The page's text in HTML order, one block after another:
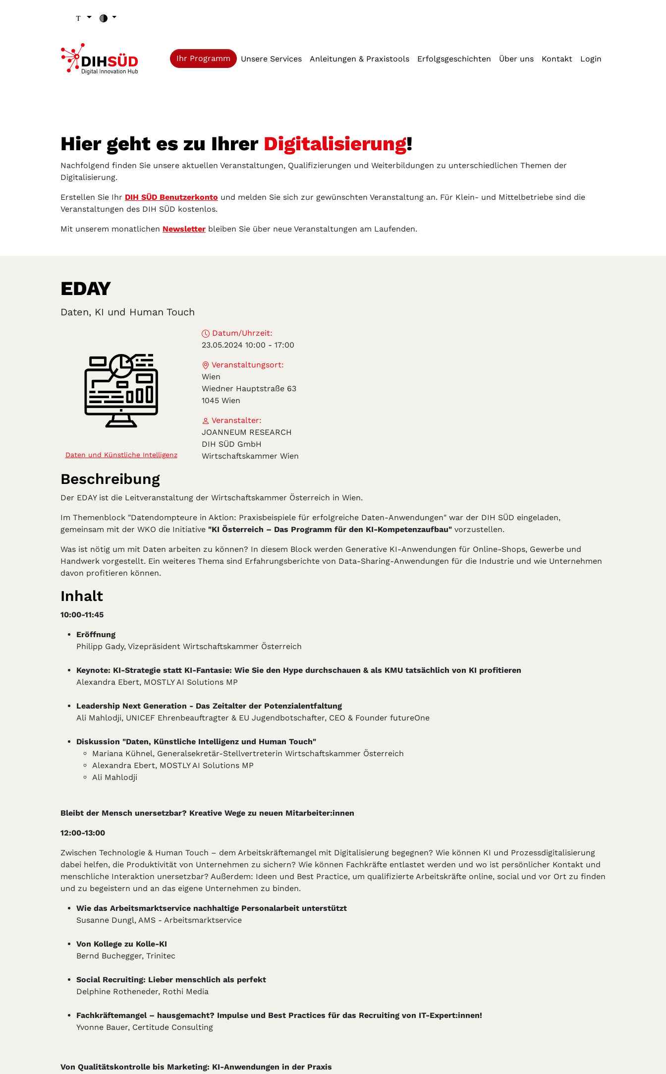
Ihr Programm (current)
Unsere Services Anleitungen & Praxistools Erfolgsgeschichten Über uns Kontakt Login
Hier geht es zu Ihrer Digitalisierung!
Nachfolgend finden Sie unsere aktuellen Veranstaltungen, Qualifizierungen und Weiterbildungen zu unterschiedlichen Themen der
Digitalisierung.
Erstellen Sie Ihr DIH SÜD Benutzerkonto und melden Sie sich zur gewünschten Veranstaltung an. Für Klein- und Mittelbetriebe sind die
Veranstaltungen des DIH SÜD kostenlos.
Mit unserem monatlichen Newsletter bleiben Sie über neue Veranstaltungen am Laufenden.
EDAY
Daten, KI und Human Touch
Daten und Künstliche Intelligenz
Datum/Uhrzeit:
23.05.2024 10:00 - 17:00
Veranstaltungsort:
Wien
Wiedner Hauptstraße 63
1045 Wien
Veranstalter:
JOANNEUM RESEARCH
DIH SÜD GmbH
Wirtschaftskammer Wien
Beschreibung
Der EDAY ist die Leitveranstaltung der Wirtschaftskammer Österreich in Wien.
Im Themenblock "Datendompteure in Aktion: Praxisbeispiele für erfolgreiche Daten-Anwendungen" war der DIH SÜD eingeladen,
gemeinsam mit der WKO die Initiative "KI Österreich – Das Programm für den KI-Kompetenzaufbau" vorzustellen.
Was ist nötig um mit Daten arbeiten zu können? In diesem Block werden Generative KI-Anwendungen für Online-Shops, Gewerbe und
Handwerk vorgestellt. Ein weiteres Thema sind Erfahrungsberichte von Data-Sharing-Anwendungen für die Industrie und wie Unternehmen
davon profitieren können.
Inhalt
10:00-11:45
Eröffnung
Philipp Gady, Vizepräsident Wirtschaftskammer Österreich
Keynote: KI-Strategie statt KI-Fantasie: Wie Sie den Hype durchschauen & als KMU tatsächlich von KI profitieren
Alexandra Ebert, MOSTLY AI Solutions MP
Leadership Next Generation - Das Zeitalter der Potenzialentfaltung
Ali Mahlodji, UNICEF Ehrenbeauftragter & EU Jugendbotschafter, CEO & Founder futureOne
Diskussion "Daten, Künstliche Intelligenz und Human Touch"
Mariana Kühnel, Generalsekretär-Stellvertreterin Wirtschaftskammer Österreich
Alexandra Ebert, MOSTLY AI Solutions MP
Ali Mahlodji
Bleibt der Mensch unersetzbar? Kreative Wege zu neuen Mitarbeiter:innen
12:00-13:00
Zwischen Technologie & Human Touch – dem Arbeitskräftemangel mit Digitalisierung begegnen? Wie können KI und Prozessdigitalisierung
dabei helfen, die Produktivität von Unternehmen zu sichern? Wie können Fachkräfte entlastet werden und wo ist persönlicher Kontakt und
menschliche Interaktion unersetzbar? Außerdem: Ideen und Best Practice, um qualifizierte Arbeitskräfte online, social und vor Ort zu finden
und zu begeistern und an das eigene Unternehmen zu binden.
Wie das Arbeitsmarktservice nachhaltige Personalarbeit unterstützt
Susanne Dungl, AMS - Arbeitsmarktservice
Von Kollege zu Kolle-KI
Bernd Buchegger, Trinitec
Social Recruiting: Lieber menschlich als perfekt
Delphine Rotheneder, Rothi Media
Fachkräftemangel – hausgemacht? Impulse und Best Practices für das Recruiting von IT-Expert:innen!
Yvonne Bauer, Certitude Consulting
Von Qualitätskontrolle bis Marketing: KI-Anwendungen in der Praxis